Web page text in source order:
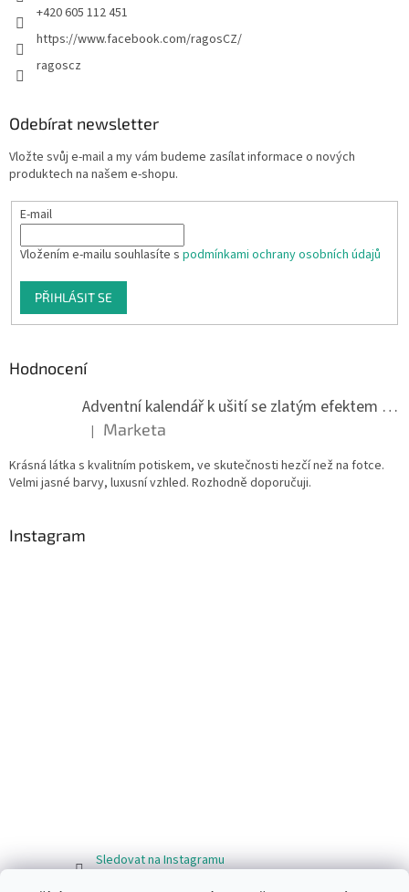
+420 605 112 451
https://www.facebook.com/ragosCZ/
ragoscz
Odebírat newsletter
Vložte svůj e-mail a my vám budeme zasílat informace o nových
produktech na našem e-shopu.
E-mail
Vložením e-mailu souhlasíte s podmínkami ochrany osobních údajů
PŘIHLÁSIT SE
Hodnocení
Adventní kalendář k ušití se zlatým efektem 042Q
Hodnocení produktu je 5 z 5 hvězdiček.
| Marketa
Krásná látka s kvalitním potiskem, ve skutečnosti hezčí než na fotce.
Velmi jasné barvy, luxusní vzhled. Rozhodně doporučuji.
Instagram
Sledovat na Instagramu